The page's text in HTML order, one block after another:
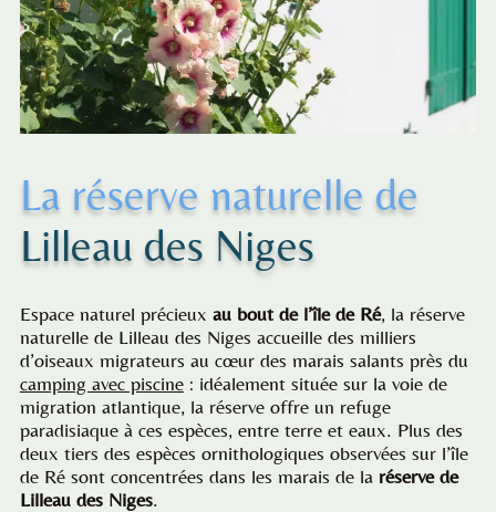
La réserve naturelle de
Lilleau des Niges
Espace naturel précieux au bout de l’île de Ré, la réserve
naturelle de Lilleau des Niges accueille des milliers
d’oiseaux migrateurs au cœur des marais salants près du
camping avec piscine: idéalement située sur la voie de
migration atlantique, la réserve offre un refuge
paradisiaque à ces espèces, entre terre et eaux. Plus des
deux tiers des espèces ornithologiques observées sur l’île
de Ré sont concentrées dans les marais de la réserve de
Lilleau des Niges.